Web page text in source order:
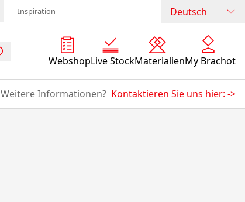
Inspiration Deutsch
WebshopLive StockMaterialienMy Brachot
Weitere Informationen? Kontaktieren Sie uns hier: ->